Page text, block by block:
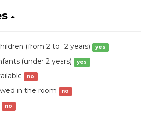
(from 2 to 12 years) yes
(under 2 years) yes
no
in the room no
no